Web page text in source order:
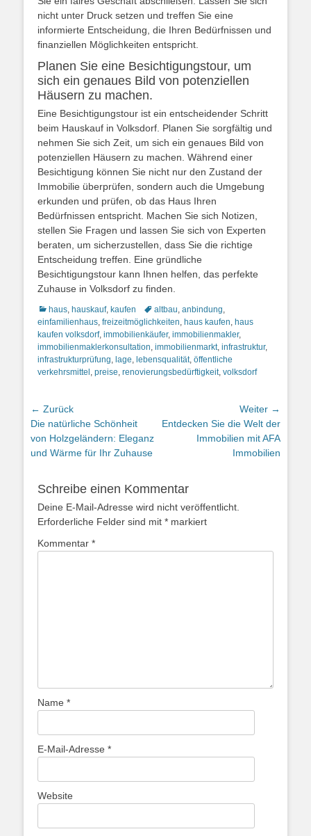
nicht unter Druck setzen und treffen Sie eine
informierte Entscheidung, die Ihren Bedürfnissen und
finanziellen Möglichkeiten entspricht.
Planen Sie eine Besichtigungstour, um
sich ein genaues Bild von potenziellen
Häusern zu machen.
Eine Besichtigungstour ist ein entscheidender Schritt
beim Hauskauf in Volksdorf. Planen Sie sorgfältig und
nehmen Sie sich Zeit, um sich ein genaues Bild von
potenziellen Häusern zu machen. Während einer
Besichtigung können Sie nicht nur den Zustand der
Immobilie überprüfen, sondern auch die Umgebung
erkunden und prüfen, ob das Haus Ihren
Bedürfnissen entspricht. Machen Sie sich Notizen,
stellen Sie Fragen und lassen Sie sich von Experten
beraten, um sicherzustellen, dass Sie die richtige
Entscheidung treffen. Eine gründliche
Besichtigungstour kann Ihnen helfen, das perfekte
Zuhause in Volksdorf zu finden.
Kategorien
haus, hauskauf, kaufen Schlagworte
altbau, anbindung,
einfamilienhaus, freizeitmöglichkeiten, haus kaufen, haus
kaufen volksdorf, immobilienkäufer, immobilienmakler,
immobilienmaklerkonsultation, immobilienmarkt, infrastruktur,
infrastrukturprüfung, lage, lebensqualität, öffentliche
verkehrsmittel , preise, renovierungsbedürftigkeit, volksdorf
Beitragsnavigation
← Zurück
Vorheriger
Beitrag:
Die natürliche Schönheit
von Holzgeländern: Eleganz
und Wärme für Ihr Zuhause
Weiter →
Nächster
Entdecken Sie die Welt der
Immobilien mit AFA
Immobilien
Schreibe einen Kommentar
Deine E-Mail-Adresse wird nicht veröffentlicht.
Erforderliche Felder sind mit * markiert
Kommentar *
Name *
E-Mail-Adresse *
Website